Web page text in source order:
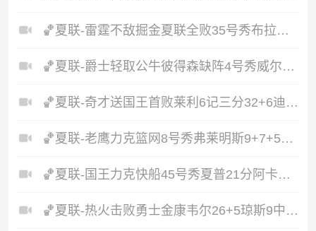
🏀夏联-雷霆不敌掘金夏联全败35号秀布拉齐尔32+6马拉14+7+6
🏀夏联-爵士轻取公牛彼得森缺阵4号秀威尔逊19+8+5帽罚球6中0
🏀夏联-奇才送国王首败莱利6记三分32+6迪班萨23+7雷诺20+12
🏀夏联-老鹰力克篮网8号秀弗莱明斯9+7+5科比·约翰逊17+7
🏀夏联-国王力克快船45号秀夏普21分阿卡夫19+7瓦格勒7中1
🏀夏联-热火击败勇士金康韦尔26+5琼斯9中1奥尔布里奇21+6